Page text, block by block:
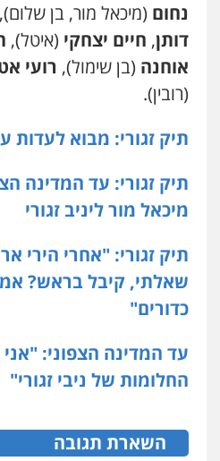
נחום (מיכאל מור, בן שלום),
דותן, חיים יצחקי (איטל),
אוחנה (בן שימול), רועי
(רובין).
תיק זגורי: מבוא לעדות
תיק זגורי: עד המדינה
מיכאל מור ליניב זגורי
תיק זגורי: "אחרי הירי
שאלתי, קיבל בראש?
כדורים"
עד המדינה הצפוני:
החלומות של ניבי זגורי"
השארת תגובה